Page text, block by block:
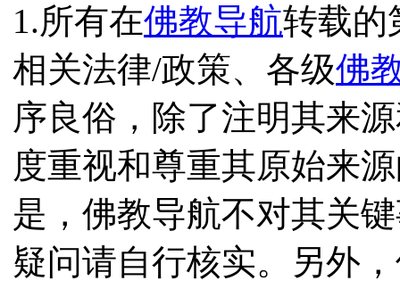
1.所有在佛教导航转载的
相关法律/政策、各级佛
序良俗，除了注明其来
度重视和尊重其原始来
是，佛教导航不对其关
疑问请自行核实。另外